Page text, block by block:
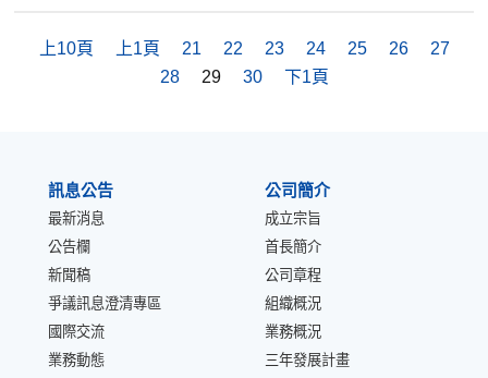
上10頁 上1頁 21 22 23 24 25 26
27
28
29 30 下1頁
訊息公告
最新消息
公告欄
新聞稿
爭議訊息澄清專區
國際交流
業務動態
公司簡介
成立宗旨
首長簡介
公司章程
組織概況
業務概況
三年發展計畫